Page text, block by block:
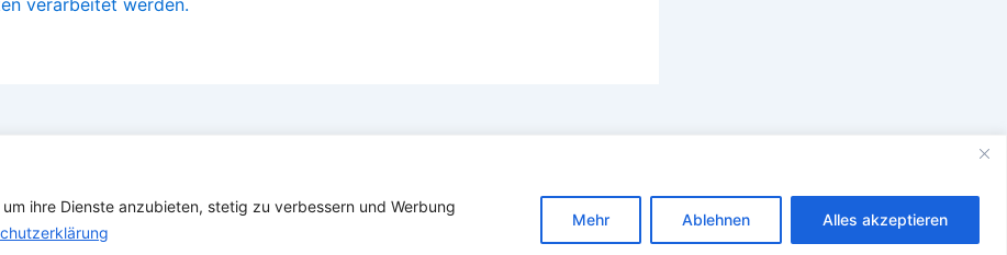
ihre Dienste anzubieten, stetig zu verbessern und Werbung
Mehr Ablehnen Alles akzeptieren
Copyright © 2026 Verband Deutscher Ubootfahrer e.V.